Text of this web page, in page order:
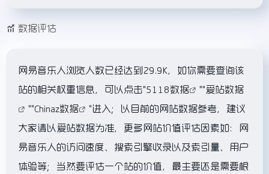
数据评估
网易音乐人浏览人数已经达到29.9K，如你需要查询该
站的相关权重信息，可以点击"5118数据 ""爱站数据
""Chinaz数据
"进入；以目前的网站数据参考，建议
大家请以爱站数据为准，更多网站价值评估因素如：网
易音乐人的访问速度、搜索引擎收录以及索引量、用户
体验等；当然要评估一个站的价值，最主要还是需要根